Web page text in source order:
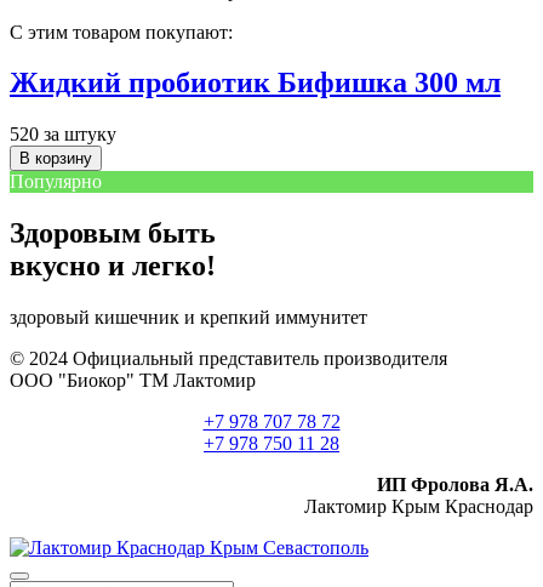
С этим товаром покупают:
Жидкий пробиотик Бифишка 300 мл
520 за штуку
В корзину
Популярно
Здоровым быть
вкусно и легко!
здоровый кишечник и крепкий иммунитет
© 2024 Официальный представитель производителя
ООО "Биокор" ТМ Лактомир
+7 978 707 78 72
+7 978 750 11 28
ИП Фролова Я.А.
Лактомир Крым Краснодар